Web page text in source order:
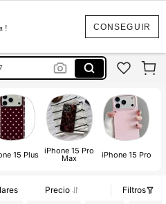
CONSEGUIR
!
Max
15 Plus iPhone 15 Pro
Max iPhone 15 Pro
Precio
Filtros